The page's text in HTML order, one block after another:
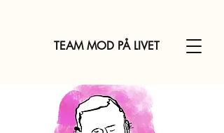
TEAM MOD PÅ LIVET